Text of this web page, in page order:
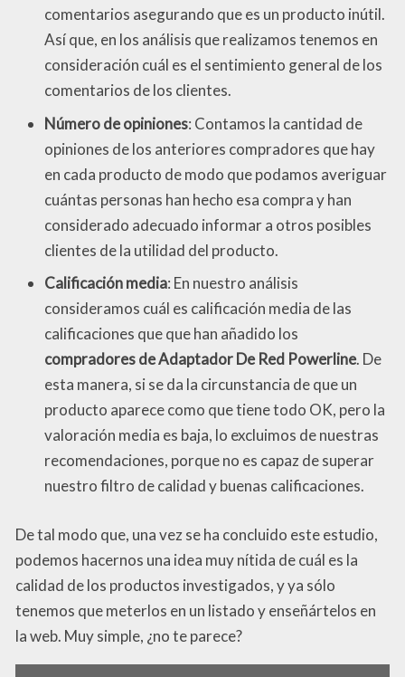
comentarios asegurando que es un producto inútil.
Así que, en los análisis que realizamos tenemos en
consideración cuál es el sentimiento general de los
comentarios de los clientes.
Número de opiniones: Contamos la cantidad de
opiniones de los anteriores compradores que hay
en cada producto de modo que podamos averiguar
cuántas personas han hecho esa compra y han
considerado adecuado informar a otros posibles
clientes de la utilidad del producto.
Calificación media: En nuestro análisis
consideramos cuál es calificación media de las
calificaciones que que han añadido los
compradores de Adaptador De Red Powerline. De
esta manera, si se da la circunstancia de que un
producto aparece como que tiene todo OK, pero la
valoración media es baja, lo excluimos de nuestras
recomendaciones, porque no es capaz de superar
nuestro filtro de calidad y buenas calificaciones.
De tal modo que, una vez se ha concluido este estudio,
podemos hacernos una idea muy nítida de cuál es la
calidad de los productos investigados, y ya sólo
tenemos que meterlos en un listado y enseñártelos en
la web. Muy simple, ¿no te parece?